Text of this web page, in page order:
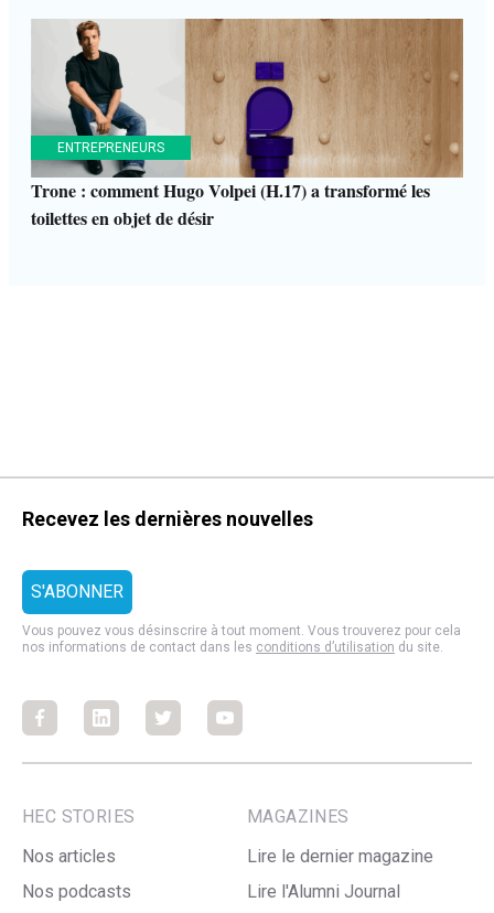
ENTREPRENEURS
Trone : comment Hugo Volpei (H.17) a transformé les
toilettes en objet de désir
Recevez les dernières nouvelles
Vous pouvez vous désinscrire à tout moment. Vous trouverez pour cela
nos informations de contact dans les conditions d’utilisation du site.
FacebookFacebookFacebookFacebook
HEC STORIES
Nos articles
Nos podcasts
MAGAZINES
Lire le dernier magazine
Lire l'Alumni Journal